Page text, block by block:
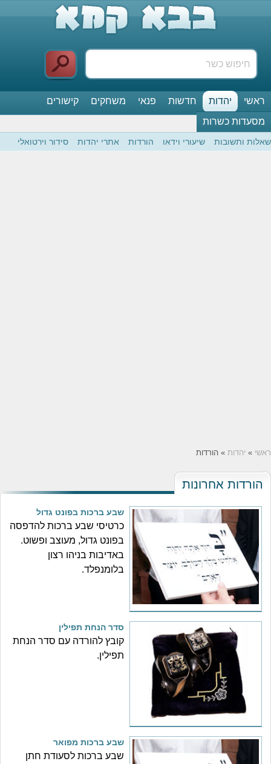
ראשי יהדות חדשות פנאי משחקים
קישורים
מסעדות כשרות
שאלות ותשובות שיעורי וידאו הורדות אתרי יהדות סידור וירטואלי
ראשי » יהדות » הורדות
הורדות אחרונות
שבע ברכות בפונט גדול
כרטיסי שבע ברכות להדפסה
בפונט גדול, מעוצב ופשוט.
באדיבות בניהו רצון
בלומנפלד.
סדר הנחת תפילין
קובץ להורדה עם סדר הנחת
תפילין.
שבע ברכות מפואר
שבע ברכות לסעודת חתן